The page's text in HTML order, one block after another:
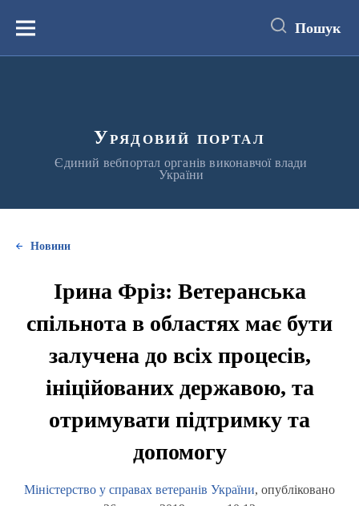
вмістуМеню Пошук
Урядовий портал
Єдиний вебпортал органів виконавчої влади
України
Новини
Ірина Фріз: Ветеранська
спільнота в областях має бути
залучена до всіх процесів,
ініційованих державою, та
отримувати підтримку та
допомогу
Міністерство у справах ветеранів України, опубліковано